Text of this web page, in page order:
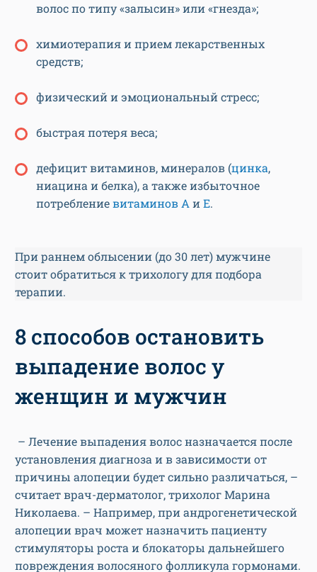
волос по типу «залысин» или «гнезда»;
химиотерапия и прием лекарственных
средств;
физический и эмоциональный стресс;
быстрая потеря веса;
дефицит витаминов, минералов (цинка,
ниацина и белка), а также избыточное
потреблениевитаминов AиE.
При раннем облысении (до 30 лет) мужчине
стоит обратиться к трихологу для подбора
терапии.
8 способов остановить
выпадение волос у
женщин и мужчин
– Лечение выпадения волос назначается после
установления диагноза и в зависимости от
причины алопеции будет сильно различаться, –
считает врач-дерматолог, трихолог Марина
Николаева. – Например, при андрогенетической
алопеции врач может назначить пациенту
стимуляторы роста и блокаторы дальнейшего
повреждения волосяного фолликула гормонами.